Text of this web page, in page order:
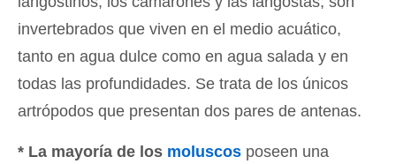
invertebrados que viven en el medio acuático,
tanto en agua dulce como en agua salada y en
todas las profundidades. Se trata de los únicos
artrópodos que presentan dos pares de antenas.
* La mayoría de los moluscos poseen una